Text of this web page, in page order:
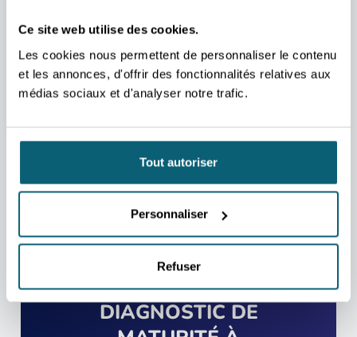
Ce site web utilise des cookies.
Les cookies nous permettent de personnaliser le contenu
et les annonces, d'offrir des fonctionnalités relatives aux
médias sociaux et d'analyser notre trafic.
Tout autoriser
Personnaliser
Refuser
Nous nous occupons de vous rediriger vers la
personne qui vous aidera au mieux.
PRENDRE CONTACT
PASSEZ VOTRE
DIAGNOSTIC DE